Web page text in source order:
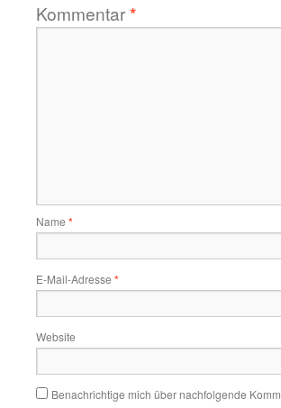
Kommentar*
Name *
E-Mail-Adresse *
Website
Benachrichtige mich über nachfolgende